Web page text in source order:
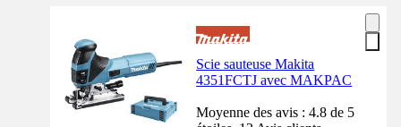
Scie sauteuse Makita
4351FCTJ avec MAKPAC
Moyenne des avis : 4.8 de 5